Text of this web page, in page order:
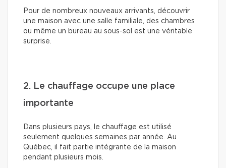
Pour de nombreux nouveaux arrivants, découvrir
une maison avec une salle familiale, des chambres
ou même un bureau au sous-sol est une véritable
surprise.
2. Le chauffage occupe une place
importante
Dans plusieurs pays, le chauffage est utilisé
seulement quelques semaines par année. Au
Québec, il fait partie intégrante de la maison
pendant plusieurs mois.